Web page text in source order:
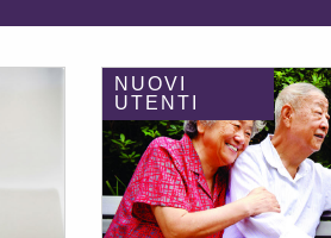
NUOVI
UTENTI